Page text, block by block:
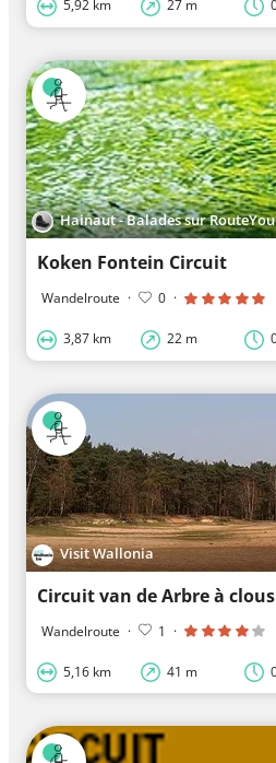
5,92 km 27 m
Hainaut - Balades sur RouteYou
Koken Fontein Circuit
Wandelroute · 0 ·
3,87 km 22 m
Visit Wallonia
Circuit van de Arbre à clous
Wandelroute · 1 ·
5,16 km 41 m